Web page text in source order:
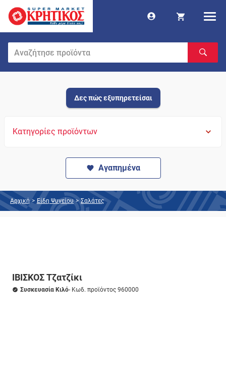
Δες πώς εξυπηρετείσαι
Κατηγορίες προϊόντων
Αγαπημένα
Αρχική > Είδη Ψυγείου > Σαλάτες
ΙΒΙΣΚΟΣ Τζατζίκι
Συσκευασία Κιλό- Κωδ. προϊόντος 960000